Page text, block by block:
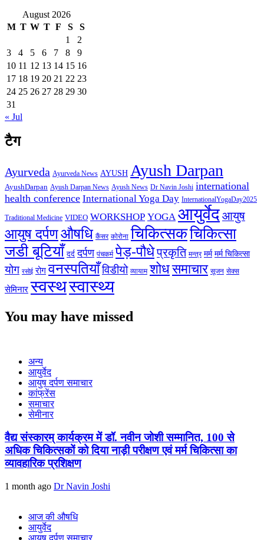
August 2026
M T W T F S
S
1
2
3
4 5 6 7 8
9
10 11 12 13 14 15 16
17 18 19 20 21 22 23
24 25 26 27 28 29 30
31
« Jul
टैग
Ayurveda Ayurveda News AYUSH Ayush Darpan
AyushDarpan Ayush Darpan News Ayush News Dr Navin Joshi international
health conference International Yoga Day InternationalYogaDay2025
Traditional Medicine VIDEO WORKSHOP YOGA आयुर्वेदआयुष
आयुष दर्पणऔषधि कैंसर कोरोना चिकित्सकचिकित्सा
जडी बूटियाँ दर्द दर्पण पंचकर्म पेड़-पौधेप्रकृति मन्त्र मर्म मर्म चिकित्सा
योग रसोई रोग वनस्पतियाँविडीयो व्यायाम शोधसमाचार सूजन सेक्स
सेमिनार स्वस्थस्वास्थ्य
You may have missed
अन्य
आयुर्वेद
आयुष दर्पण समाचार
कांफ्रेंस
समाचार
सेमीनार
वैद्य संस्कारम् कार्यक्रम में डॉ. नवीन जोशी सम्मानित, 100 से
अधिक चिकित्सकों को दिया नाड़ी परीक्षण एवं मर्म चिकित्सा का
व्यावहारिक प्रशिक्षण
1 month ago Dr Navin Joshi
आज की औषधि
आयुर्वेद
आयुष दर्पण समाचार